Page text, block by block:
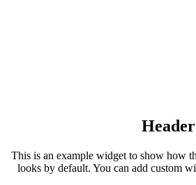
This is an example widget to show how
looks by default. You can add custom